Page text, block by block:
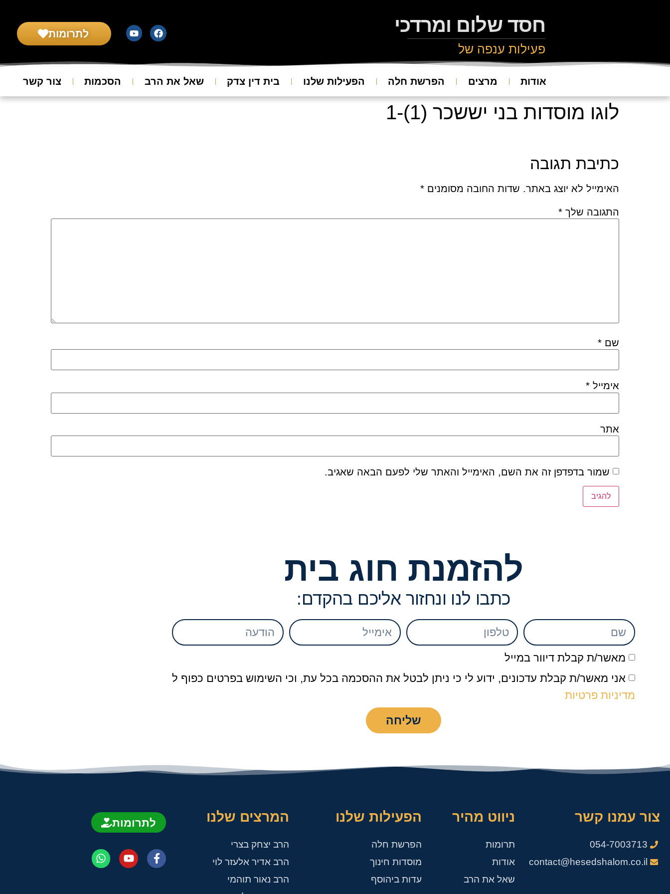
חסד שלום ומרדכי
פעילות ענפה של
לתרומות
אודות מרצים הפרשת חלה הפעילות שלנו בית דין צדק שאל את הרב הסכמות צור קשר
לוגו מוסדות בני יששכר (1)-1
כתיבת תגובה
האימייל לא יוצג באתר. שדות החובה מסומנים *
התגובה שלך *
שם *
אימייל *
אתר
שמור בדפדפן זה את השם, האימייל והאתר שלי לפעם הבאה שאגיב.
להזמנת חוג בית
כתבו לנו ונחזור אליכם בהקדם:
מאשר/ת קבלת דיוור במייל
אני מאשר/ת קבלת עדכונים, ידוע לי כי ניתן לבטל את ההסכמה בכל עת, וכי השימוש בפרטים כפוף ל
מדיניות פרטיות
שליחה
צור עמנו קשר
054-7003713
contact@hesedshalom.co.il
ניווט מהיר
תרומות
אודות
שאל את הרב
הפעילות שלנו
הפרשת חלה
מוסדות חינוך
עדות ביהוסף
המרצים שלנו
הרב יצחק בצרי
הרב אדיר אלעזר לוי
הרב נאור תוהמי
לתרומות